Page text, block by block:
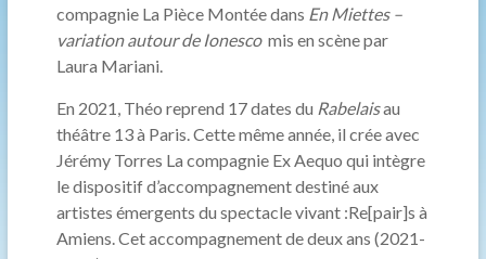
compagnie La Pièce Montée dans En Miettes –
variation autour de Ionescomis en scène par
Laura Mariani.
En 2021, Théo reprend 17 dates du Rabelaisau
théâtre 13 à Paris. Cette même année, il crée avec
Jérémy Torres La compagnie Ex Aequo qui intègre
le dispositif d’accompagnement destiné aux
artistes émergents du spectacle vivant :Re[pair]s à
Amiens. Cet accompagnement de deux ans (2021-